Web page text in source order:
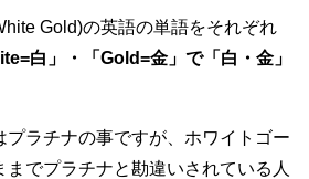
Gold)の英語の単語をそれぞれ
白」・「Gold=金」で「白・金」
プラチナの事ですが、ホワイトゴー
までプラチナと勘違いされている人